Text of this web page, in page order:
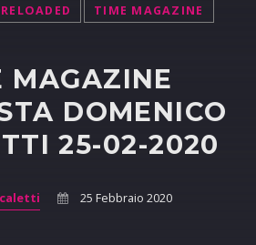
RELOADED TIME MAGAZINE
MAGAZINE
DOMENICO
25-02-2020
25 Febbraio 2020